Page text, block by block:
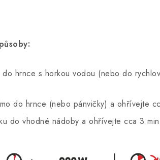
hrnce s horkou vodou (nebo do
do hrnce (nebo pánvičky) a ohřívejte
do vhodné nádoby a ohřívejte cca 3